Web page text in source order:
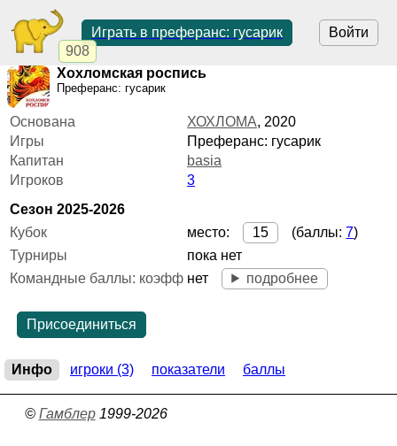
908
Войти
Играть в преферанс: гусарик
Хохломская роспись
Преферанс: гусарик
Основана ХОХЛОМА, 2020
Игры
Преферанс: гусарик
Капитан
basia
Игроков
3
Сезон 2025-2026
Кубок
место: 15 (баллы:7)
Турниры
пока нет
Командные баллы: коэфф нет подробнее
Присоединиться
Инфо игроки (3) показатели баллы
© Гамблер1999-2026